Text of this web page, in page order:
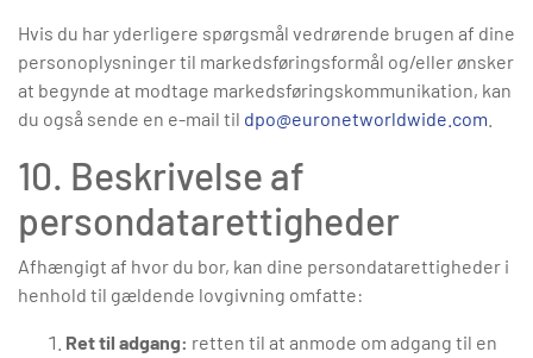
Hvis du har yderligere spørgsmål vedrørende brugen af dine
personoplysninger til markedsføringsformål og/eller ønsker
at begynde at modtage markedsføringskommunikation, kan
du også sende en e-mail til dpo@euronetworldwide.com
10. Beskrivelse af
persondatarettigheder
Afhængigt af hvor du bor, kan dine persondatarettigheder i
henhold til gældende lovgivning omfatte:
Ret til adgang: retten til at anmode om adgang til en